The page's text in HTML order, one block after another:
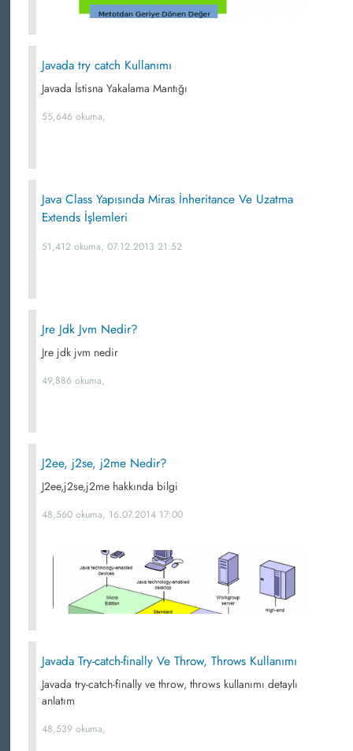
Javada try catch Kullanımı
Javada İstisna Yakalama Mantığı
55,646 okuma,
Java Class Yapısında Miras İnheritance Ve Uzatma
Extends İşlemleri
51,412 okuma, 07.12.2013 21:52
Jre Jdk Jvm Nedir?
Jre jdk jvm nedir
49,886 okuma,
J2ee, j2se, j2me Nedir?
J2ee,j2se,j2me hakkında bilgi
48,560 okuma, 16.07.2014 17:00
Javada Try-catch-finally Ve Throw, Throws Kullanımı
Javada try-catch-finally ve throw, throws kullanımı detaylı
anlatım
48,539 okuma,